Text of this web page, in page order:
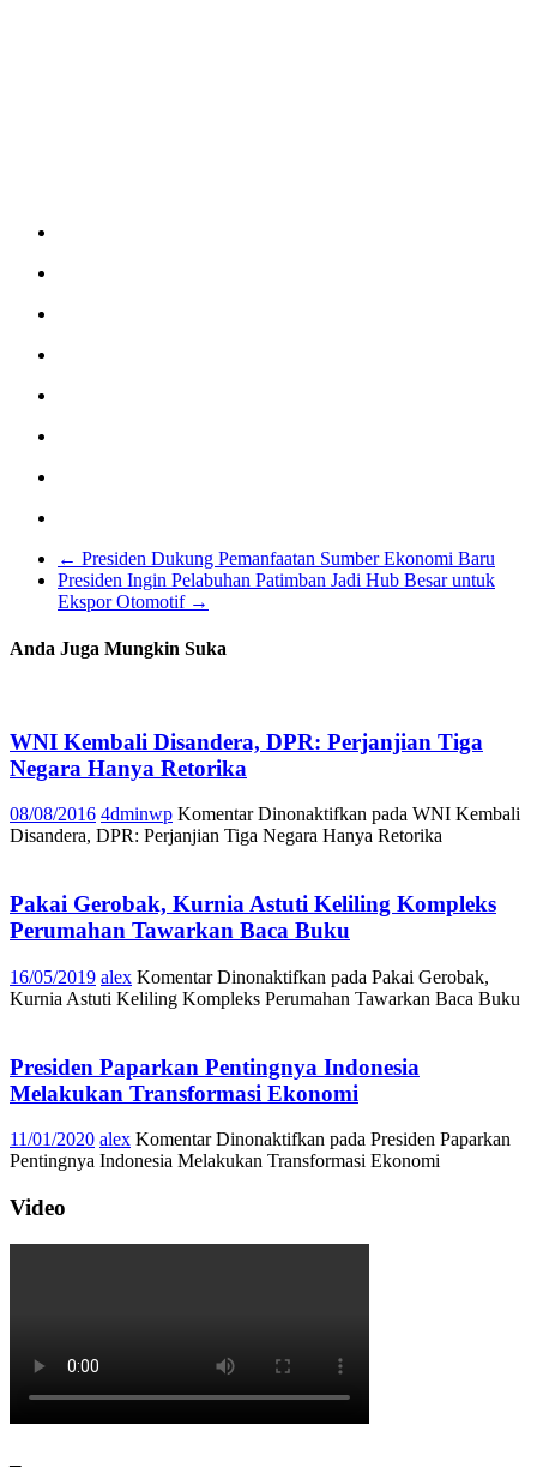
← Presiden Dukung Pemanfaatan Sumber Ekonomi Baru
Presiden Ingin Pelabuhan Patimban Jadi Hub Besar untuk
Ekspor Otomotif →
Anda Juga Mungkin Suka
WNI Kembali Disandera, DPR: Perjanjian Tiga
Negara Hanya Retorika
08/08/2016 4dminwp Komentar Dinonaktifkan pada WNI Kembali
Disandera, DPR: Perjanjian Tiga Negara Hanya Retorika
Pakai Gerobak, Kurnia Astuti Keliling Kompleks
Perumahan Tawarkan Baca Buku
16/05/2019 alex Komentar Dinonaktifkan pada Pakai Gerobak,
Kurnia Astuti Keliling Kompleks Perumahan Tawarkan Baca Buku
Presiden Paparkan Pentingnya Indonesia
Melakukan Transformasi Ekonomi
11/01/2020 alex Komentar Dinonaktifkan pada Presiden Paparkan
Pentingnya Indonesia Melakukan Transformasi Ekonomi
Video